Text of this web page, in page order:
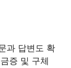
과 답변도 확
증 및 구체